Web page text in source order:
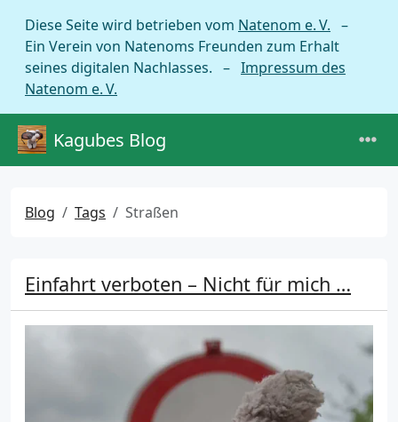
Diese Seite wird betrieben vom Natenom e. V. –
Ein Verein von Natenoms Freunden zum Erhalt
seines digitalen Nachlasses. – Impressum des
Natenom e. V.
Kagubes Blog
Blog Tags Straßen
Einfahrt verboten – Nicht für mich …